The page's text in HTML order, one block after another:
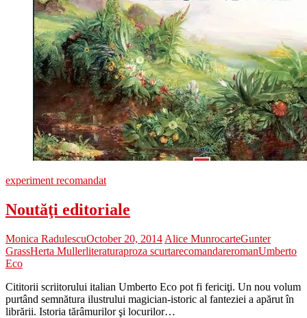
experiment recomandat
Noutăţi editoriale
Monica RadulescuOctober 20, 2014 Alice MunrocarteGunter
GrassHerta Mullerliteraturaproza scurtarecomandareromanUmberto
Eco
Cititorii scriitorului italian Umberto Eco pot fi fericiţi. Un nou volum
purtând semnătura ilustrului magician-istoric al fanteziei a apărut în
librării. Istoria tărâmurilor şi locurilor…